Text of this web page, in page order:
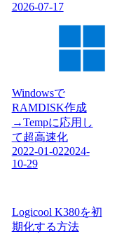
2026-07-17
Windowsで
RAMDISK作成
→Tempに応用し
て超高速化
2022-01-022024-
10-29
Logicool K380を初
期化する方法